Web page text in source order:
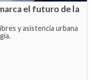
el futuro de la
y asistencia urbana